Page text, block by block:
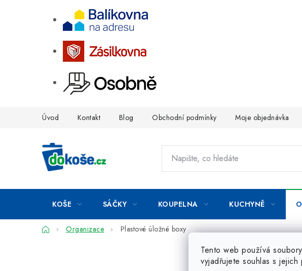
Tento web používá
vyjadřujete souhlas s jejich
Úvod Kontakt Blog Obchodní podmínky Moje objednávka
KOŠE SÁČKY KOUPELNA KUCHYNĚ
DomůOrganizace Plastové úložné boxy